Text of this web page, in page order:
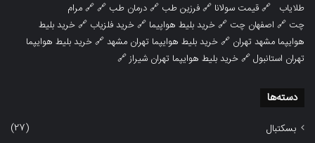
طلایاب 🔗قیمت سولانا 🔗فرزین طب 🔗درمان طب 🔗 🔗مرام
چت 🔗 اصفهان چت 🔗خرید بلیط هواپیما 🔗خرید فلزیاب 🔗خرید بلیط
هوایپما مشهد تهران 🔗خرید بلیط هوایپما تهران مشهد🔗خرید بلیط هوایپما
تهران استانبول🔗خرید بلیط هوایپما تهران شیراز🔗
دسته‌ها
بسکتبال
(27)